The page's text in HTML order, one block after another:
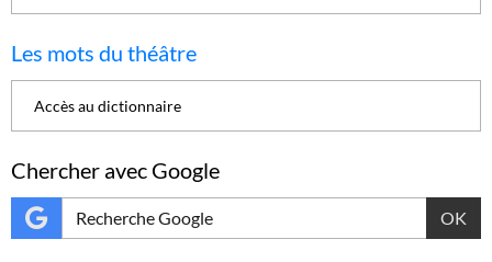
Les mots du théâtre
Accès au dictionnaire
Chercher avec Google
OK